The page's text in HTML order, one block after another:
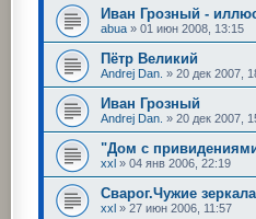
Иван Грозный -
abua » 01 июн 2008, 13:15
Пётр Великий
Andrej Dan. » 20 дек 2007,
Иван Грозный
Andrej Dan. » 20 дек 2007,
"Дом с
xxl » 04 янв 2006, 22:19
Сварог.Чужие
xxl » 27 июн 2006, 11:57